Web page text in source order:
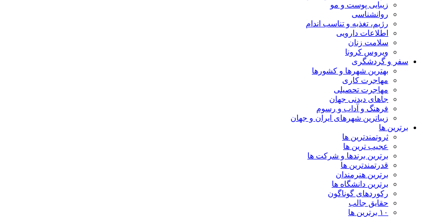
زیبایی پوست و مو
روانشناسی
رژیم، تغذیه و تناسب اندام
اطلاعات دارویی
سلامت زنان
ویروس کرونا
سفر و گردشگری
بهترین شهرها و کشورها
مهاجرت کاری
مهاجرت تحصیلی
جاهای دیدنی جهان
فرهنگ و آداب و رسوم
زیباترین شهرهای ایران و جهان
برترین ها
ثروتمندترین ها
عجیب ترین ها
برترین برندها و شرکت ها
قدرتمندترین ها
برترین هنرمندان
برترین دانشگاه ها
رکوردهای گوناگون
حقایق جالب
۱۰ برترین ها